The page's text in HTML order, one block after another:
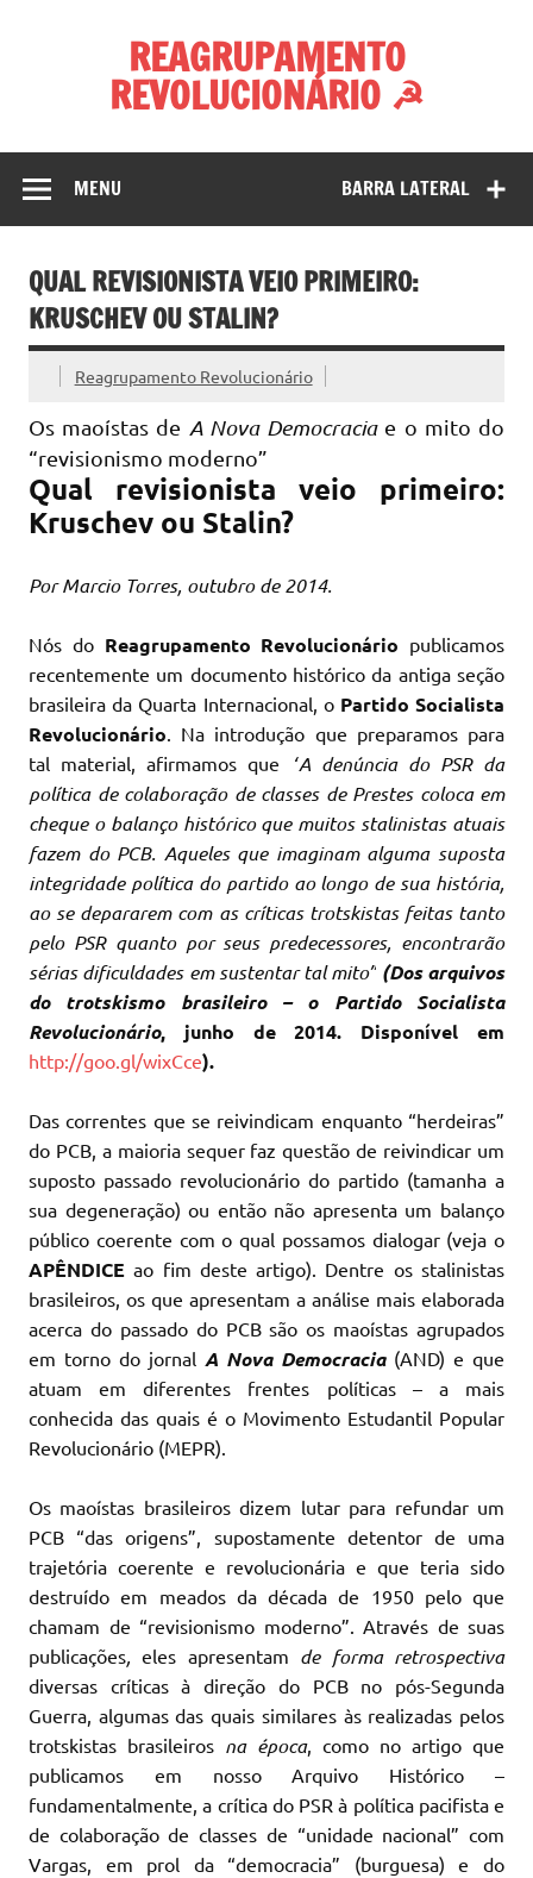
REAGRUPAMENTO
REVOLUCIONÁRIO ☭
BARRA LATERAL
MENU
QUAL REVISIONISTA VEIO PRIMEIRO:
KRUSCHEV OU STALIN?
Reagrupamento Revolucionário
Os maoístas de A Nova Democraciae o mito do
“revisionismo moderno”
Qual revisionista veio primeiro:
Kruschev ou Stalin?
Por Marcio Torres, outubro de 2014.
Nós do Reagrupamento Revolucionário publicamos
recentemente um documento histórico da antiga seção
brasileira da Quarta Internacional, o Partido Socialista
Revolucionário. Na introdução que preparamos para
tal material, afirmamos que
“A denúncia do PSR da
política de colaboração de classes de Prestes coloca em
cheque o balanço histórico que muitos stalinistas atuais
fazem do PCB. Aqueles que imaginam alguma suposta
integridade política do partido ao longo de sua história,
ao se depararem com as críticas trotskistas feitas tanto
pelo PSR quanto por seus predecessores, encontrarão
sérias dificuldades em sustentar tal mito” (Dos arquivos
do trotskismo brasileiro – o Partido Socialista
Revolucionário, junho de 2014. Disponível em
http://goo.gl/wixCce).
Das correntes que se reivindicam enquanto “herdeiras”
do PCB, a maioria sequer faz questão de reivindicar um
suposto passado revolucionário do partido (tamanha a
sua degeneração) ou então não apresenta um balanço
público coerente com o qual possamos dialogar (veja o
APÊNDICE ao fim deste artigo). Dentre os stalinistas
brasileiros, os que apresentam a análise mais elaborada
acerca do passado do PCB são os maoístas agrupados
em torno do jornal A Nova Democracia(AND) e que
atuam em diferentes frentes políticas – a mais
conhecida das quais é o Movimento Estudantil Popular
Revolucionário (MEPR).
Os maoístas brasileiros dizem lutar para refundar um
PCB “das origens”, supostamente detentor de uma
trajetória coerente e revolucionária e que teria sido
destruído em meados da década de 1950 pelo que
chamam de “revisionismo moderno”. Através de suas
publicações, eles apresentam de forma retrospectiva
diversas críticas à direção do PCB no pós-Segunda
Guerra, algumas das quais similares às realizadas pelos
trotskistas brasileiros na época, como no artigo que
publicamos em nosso Arquivo Histórico –
fundamentalmente, a crítica do PSR à política pacifista e
de colaboração de classes de “unidade nacional” com
Vargas, em prol da “democracia” (burguesa) e do